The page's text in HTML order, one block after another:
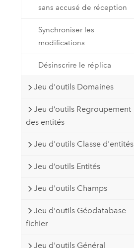
sans accusé de réception
Synchroniser les
modifications
Désinscrire le réplica
Jeu d'outils Domaines
Jeu d’outils Regroupement
des entités
Jeu d'outils Classe d'entités
Jeu d’outils Entités
Jeu d'outils Champs
Jeu d'outils Géodatabase
fichier
Jeu d'outils Général